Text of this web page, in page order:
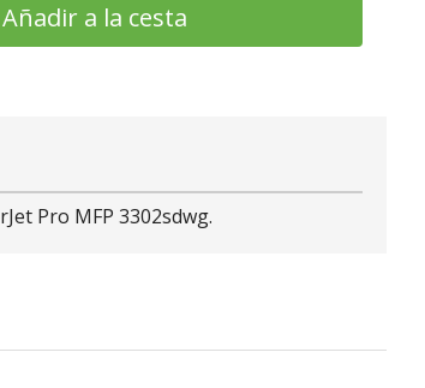
Añadir a la cesta
Pro MFP 3302sdwg.